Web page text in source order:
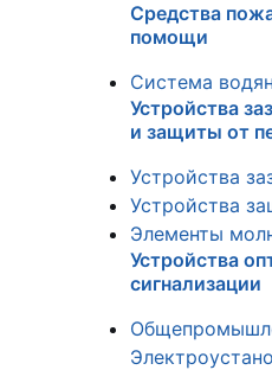
Средства
помощи
Система
Устройства
и защиты от
Устройства
Устройства
Элементы
Устройства
сигнализации